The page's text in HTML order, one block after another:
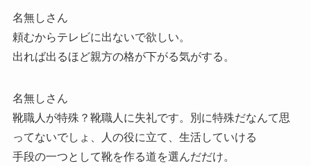
名無しさん
頼むからテレビに出ないで欲しい。
出れば出るほど親方の格が下がる気がする。
名無しさん
靴職人が特殊？靴職人に失礼です。別に特殊だなんて思
ってないでしょ、人の役に立て、生活していける
手段の一つとして靴を作る道を選んだだけ。